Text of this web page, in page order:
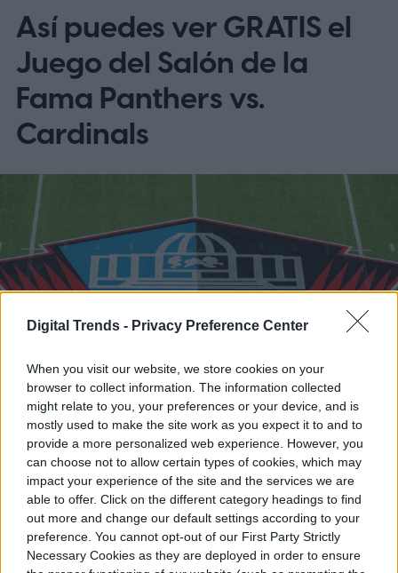
Digital Trends - Privacy Preference Center
When you visit our website, we store cookies on your
browser to collect information. The information collected
might relate to you, your preferences or your device, and is
mostly used to make the site work as you expect it to and to
provide a more personalized web experience. However, you
can choose not to allow certain types of cookies, which may
impact your experience of the site and the services we are
able to offer. Click on the different category headings to find
out more and change our default settings according to your
preference. You cannot opt-out of our First Party Strictly
Necessary Cookies as they are deployed in order to ensure
Así puedes ver GRATIS el
Juego del Salón de la
Fama Panthers vs.
Cardinals
Se acabó la espera. Este jueves 6 de
agosto, el fútbol americano de la NFL
vuelve a encender las pantallas con el
tradicional Juego del Salón de la Fama, el